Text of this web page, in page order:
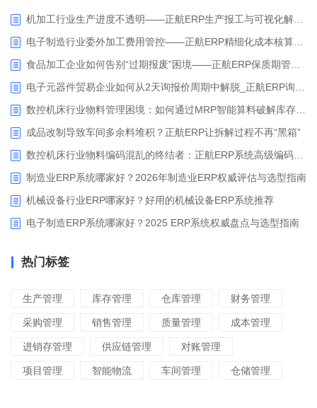
成品改制导致车间多余料堆积？正航ERP让拆解过程不再“黑箱”
制造业ERP系统哪家好？2026年制造业ERP权威评估与选型指南
机械设备行业ERP哪家好？好用的机械设备ERP系统推荐
电子制造ERP系统哪家好？2025 ERP系统权威盘点与选型指南
热门标签
生产管理 库存管理 仓库管理 财务管理
采购管理 销售管理 质量管理 成本管理
进销存管理 供应链管理 对账管理
项目管理 智能物流 车间管理 仓储管理